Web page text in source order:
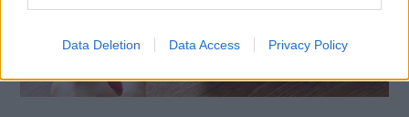
Data Deletion Data Access Privacy Policy